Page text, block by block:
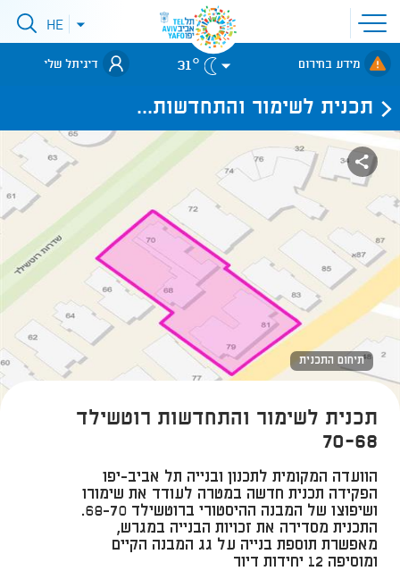
פתיחת
תפריט
אתר
לאתר עיריית
תל-אביב
פתיחתHE
מידע בחירום 31° דיגיתל שלי
תכנית לשימור והתחדשות...
תיחום התכנית
תכנית לשימור והתחדשות רוטשילד
70-68
הוועדה המקומית לתכנון ובנייה תל אביב-יפו
הפקידה תכנית חדשה במטרה לעודד את שימורו
ושיפוצו של המבנה ההיסטורי ברוטשילד 68-70.
התכנית מסדירה את זכויות הבנייה במגרש,
מאפשרת תוספת בנייה על גג המבנה הקיים
ומוסיפה 12 יחידות דיור